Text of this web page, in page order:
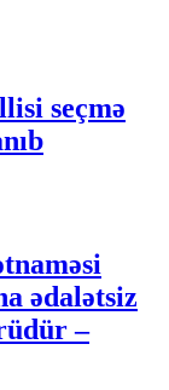
seçmə
ədalətsiz
–